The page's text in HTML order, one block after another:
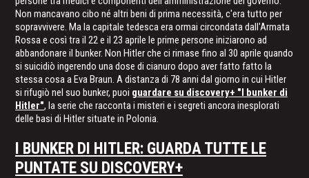
Non mancavano cibo né altri beni di prima necessità, c'era tutto per
sopravvivere. Ma la capitale tedesca era ormai circondata dall'Armata
Rossa e così tra il 22 e il 23 aprile le prime persone iniziarono ad
abbandonare il bunker. Non Hitler che ci rimase fino al 30 aprile quando
si suicidiò ingerendo una dose di cianuro dopo aver fatto fatto la
stessa cosa a Eva Braun. A distanza di 78 anni dal giorno in cui Hitler
si rifugiò nel suo bunker, puoi guardare su discovery+ "I bunker di
Hitler", la serie che racconta i misteri e i segreti ancora inesplorati
delle basi di Hitler situate in Polonia.
I BUNKER DI HITLER: GUARDA TUTTE LE
PUNTATE SU DISCOVERY+